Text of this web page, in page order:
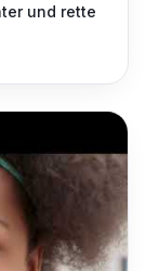
und rette